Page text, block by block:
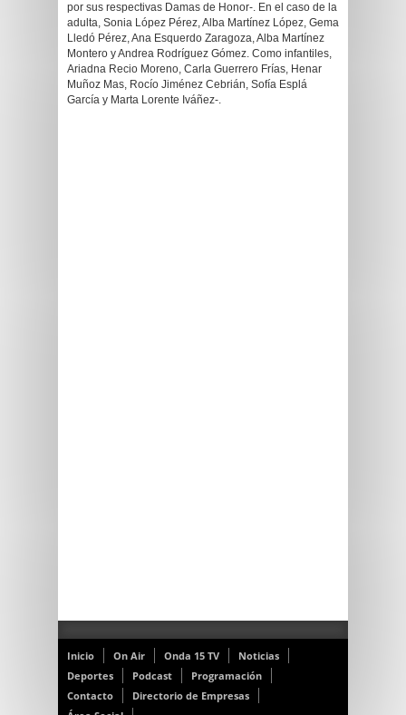
por sus respectivas Damas de Honor-. En el caso de la
adulta, Sonia López Pérez, Alba Martínez López, Gema
Lledó Pérez, Ana Esquerdo Zaragoza, Alba Martínez
Montero y Andrea Rodríguez Gómez. Como infantiles,
Ariadna Recio Moreno, Carla Guerrero Frías, Henar
Muñoz Mas, Rocío Jiménez Cebrián, Sofía Esplá
García y Marta Lorente Iváñez-.
Inicio On Air Onda 15 TV
Noticias
Deportes
Podcast
Programación
Contacto
Directorio de Empresas